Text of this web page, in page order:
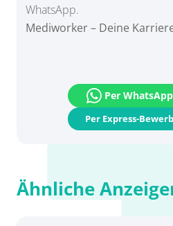
WhatsApp.
Mediworker – Deine
Per Express-
Per
Ähnliche